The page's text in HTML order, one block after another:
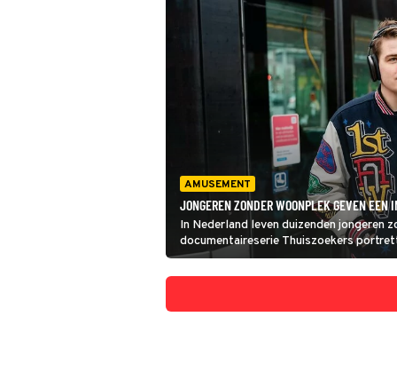
AMUSEMENT
JONGEREN ZONDER WOONPLEK GEVEN
In Nederland leven duizenden jongeren
documentaireserie Thuiszoekers
heeft Anthony eindelijk een postadres,